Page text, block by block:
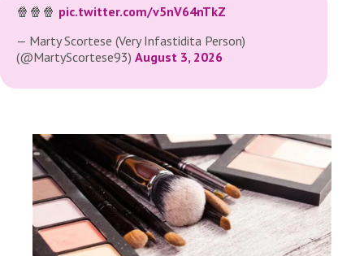
🍿🍿🍿 pic.twitter.com/v5nV64nTkZ
— Marty Scortese (Very Infastidita Person)
(@MartyScortese93) August 3, 2026